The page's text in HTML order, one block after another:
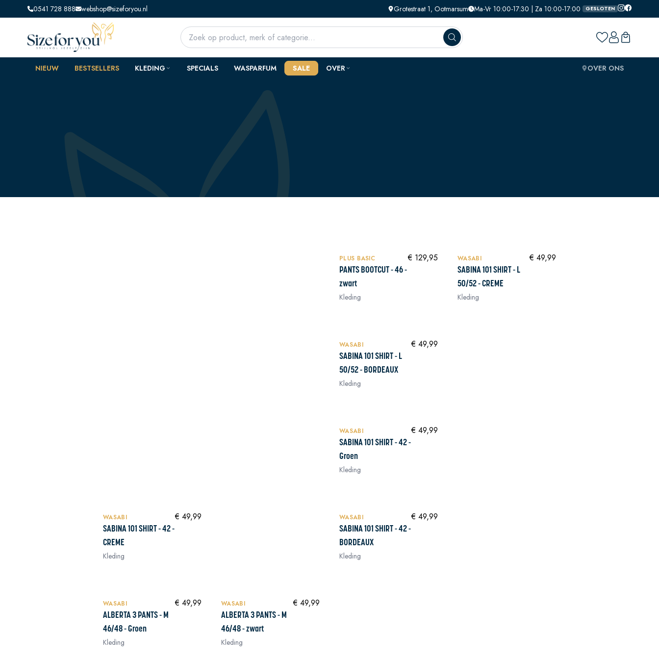
0541 728 888 webshop@sizeforyou.nl Grotestraat 1, Ootmarsum Ma-Vr 10:00-17:30 | Za 10:00-17:00 GESLOTEN
NIEUW BESTSELLERS KLEDING SPECIALS WASPARFUM SALE OVER OVER ONS
In winkelwagen
PLUS BASIC
PANTS BOOTCUT - 46 -
zwart
Kleding
€ 129,95 In winkelwagen
WASABI
SABINA 101 SHIRT - L
50/52 - CREME
Kleding
€ 49,99
In winkelwagen
WASABI
SABINA 101 SHIRT - L
50/52 - BORDEAUX
Kleding
€ 49,99
In winkelwagen
WASABI
SABINA 101 SHIRT - 42 -
Groen
Kleding
€ 49,99
In winkelwagen
WASABI
SABINA 101 SHIRT - 42 -
CREME
Kleding
€ 49,99 In winkelwagen
WASABI
SABINA 101 SHIRT - 42 -
BORDEAUX
Kleding
€ 49,99
In winkelwagen
WASABI
ALBERTA 3 PANTS - M
46/48 - Groen
Kleding
€ 49,99 In winkelwagen
WASABI
ALBERTA 3 PANTS - M
46/48 - zwart
Kleding
€ 49,99